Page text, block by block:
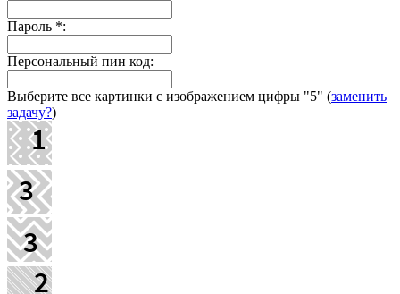
Пароль *:
Персональный пин код:
Выберите все картинки с изображением цифры "5" (заменить
задачу?)